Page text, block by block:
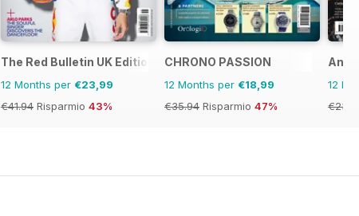
The Red Bulletin UK Edition
12 Months per €23,99
€41.94 Risparmio 43%
CHRONO PASSION
12 Months per €18,99
€35.94 Risparmio 47%
12